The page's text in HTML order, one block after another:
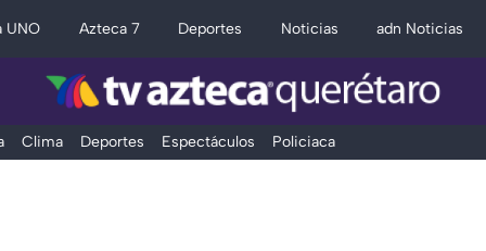
UNO Azteca 7 Deportes Noticias adn Noticias
Clima Deportes Espectáculos Policiaca